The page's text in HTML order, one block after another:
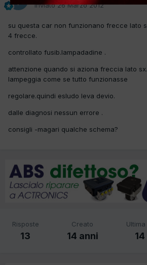
Inviato26 Marzo 2012
su questa car non funzionano frecce lato
4 frecce.
controllato fusib.lampadadine .
attenzione quando si aziona freccia lato
lampeggia come se tutto funzionasse
regolare.quindi esludo leva devio.
dalle diagnosi nessun errore .
consigli -magari qualche schema?
Risposte
13
Creato
14 anni